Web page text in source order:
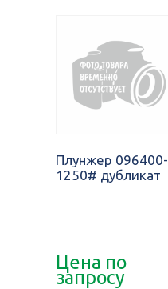
Плунжер 096400-
1250# дубликат
Цена по
запросу